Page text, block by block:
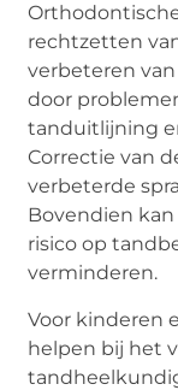
rechtzetten
verbeteren
door
tanduitlijning
Correctie van
verbeterde
Bovendien
risico op
verminderen.
Voor kinderen
helpen bij het